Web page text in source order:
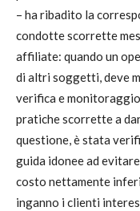
– ha ribadito la
condotte scorrette
affiliate: quando un
di altri soggetti, deve
verifica e
pratiche scorrette a
questione, è stata
guida idonee ad
costo nettamente
inganno i clienti